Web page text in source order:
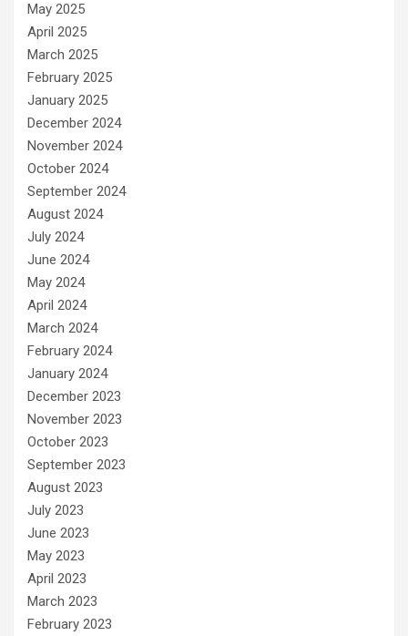
May 2025
April 2025
March 2025
February 2025
January 2025
December 2024
November 2024
October 2024
September 2024
August 2024
July 2024
June 2024
May 2024
April 2024
March 2024
February 2024
January 2024
December 2023
November 2023
October 2023
September 2023
August 2023
July 2023
June 2023
May 2023
April 2023
March 2023
February 2023